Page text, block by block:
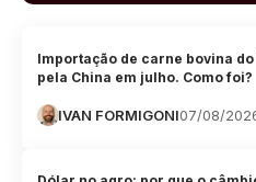
Importação de carne bovina
pela China em julho. Como foi?
IVAN FORMIGONI07/08/